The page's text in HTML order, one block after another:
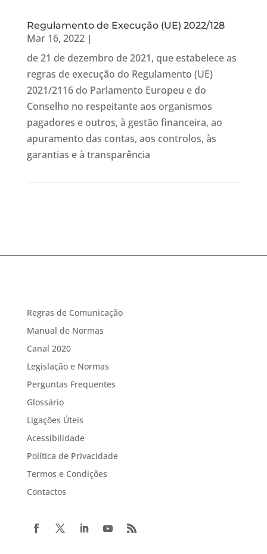
Regulamento de Execução (UE) 2022/128
Mar 16, 2022|
de 21 de dezembro de 2021, que estabelece as
regras de execução do Regulamento (UE)
2021/2116 do Parlamento Europeu e do
Conselho no respeitante aos organismos
pagadores e outros, à gestão financeira, ao
apuramento das contas, aos controlos, às
garantias e à transparência
Regras de Comunicação
Manual de Normas
Canal 2020
Legislação e Normas
Perguntas Frequentes
Glossário
Ligações Úteis
Acessibilidade
Política de Privacidade
Termos e Condições
Contactos